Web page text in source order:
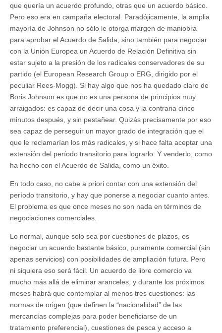
que quería un acuerdo profundo, otras que un acuerdo básico.
Pero eso era en campaña electoral. Paradójicamente, la amplia
mayoría de Johnson no sólo le otorga margen de maniobra
para aprobar el Acuerdo de Salida, sino también para negociar
con la Unión Europea un Acuerdo de Relación Definitiva sin
estar sujeto a la presión de los radicales conservadores de su
partido (el European Research Group o ERG, dirigido por el
peculiar Rees-Mogg). Si hay algo que nos ha quedado claro de
Boris Johnson es que no es una persona de principios muy
arraigados: es capaz de decir una cosa y la contraria cinco
minutos después, y sin pestañear. Quizás precisamente por eso
sea capaz de perseguir un mayor grado de integración que el
que le reclamarían los más radicales, y si hace falta aceptar una
extensión del período transitorio para lograrlo. Y venderlo, como
ha hecho con el Acuerdo de Salida, como un éxito.
En todo caso, no cabe a priori contar con una extensión del
período transitorio, y hay que ponerse a negociar cuanto antes.
El problema es que once meses no son nada en términos de
negociaciones comerciales.
Lo normal, aunque solo sea por cuestiones de plazos, es
negociar un acuerdo bastante básico, puramente comercial (sin
apenas servicios) con posibilidades de ampliación futura. Pero
ni siquiera eso será fácil. Un acuerdo de libre comercio va
mucho más allá de eliminar aranceles, y durante los próximos
meses habrá que contemplar al menos tres cuestiones: las
normas de origen (que definen la “nacionalidad” de las
mercancías complejas para poder beneficiarse de un
tratamiento preferencial), cuestiones de pesca y acceso a